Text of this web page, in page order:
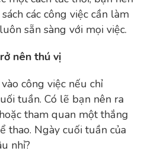
các công việc cần làm
sẵn sàng với mọi việc.
nên thú vị
công việc nếu chỉ
tuần. Có lẽ bạn nên ra
tham quan một thắng
thao. Ngày cuối tuần của
nhỉ?